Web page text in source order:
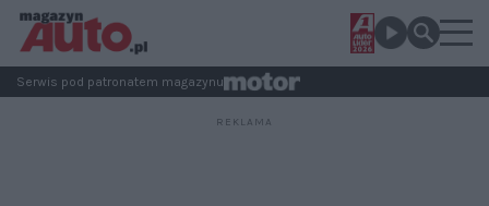
Serwis pod patronatem magazynu